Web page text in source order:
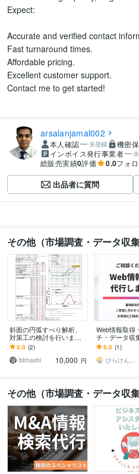
Expect:
Accurate and verified contact
Fast turnaround times.
Affordable pricing.
Excellent customer support.
Contact me to get started!
arsalanjamal002
本人確認 未登録 機密
インボイス発行事業者
総販売実績0評価 0.0フォ
出品者に質問
その他（市場調査・データ収
斜面の円弧すべり解析、
対策工の検討を行います
技術士が土木ビジネスの
支援で設計・構造計算を
します
5.0 (2)
bbhashi
10,000 円
Web情報取得
チ・データ収
す あなたに変
情報取得を代
す！
5.0 (1)
ひらけん｜ITエンジニア 業務効率化支援
その他（市場調査・データ収